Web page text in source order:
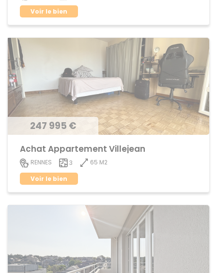
Voir le bien
247 995 €
Achat Appartement Villejean
RENNES 3
65 M2
Voir le bien